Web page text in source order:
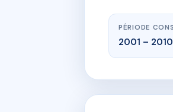
PÉRIODE
2001 – 2010